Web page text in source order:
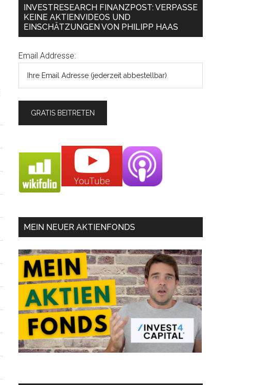
INVESTRESEARCH FINANZPOST: VERPASSE
KEINE AKTIENVIDEOS UND
EINSCHÄTZUNGEN VON PHILIPP HAAS
Email Addresse:
MEIN NEUER AKTIENFONDS